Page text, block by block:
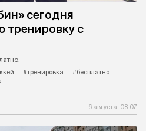
сегодня
тренировку с
#тренировка
#бесплатно
6 августа, 08:07